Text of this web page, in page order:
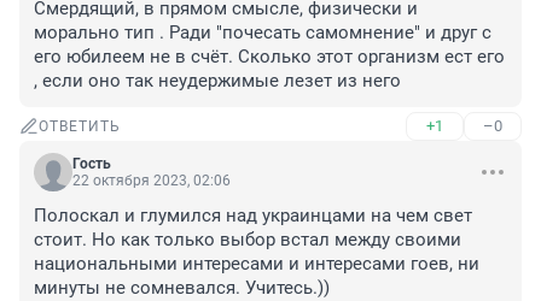
Смердящий, в прямом смысле, физически и
морально тип . Ради "почесать самомнение" и друг с
его юбилеем не в счёт. Сколько этот организм ест его
, если оно так неудержимые лезет из него
ОТВЕТИТЬ +1 –0
Гость
22 октября 2023, 02:06
Полоскал и глумился над украинцами на чем свет
стоит. Но как только выбор встал между своими
национальными интересами и интересами гоев, ни
минуты не сомневался. Учитесь.))